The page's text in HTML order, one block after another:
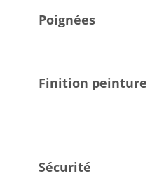
Poignées
Finition peinture
Sécurité